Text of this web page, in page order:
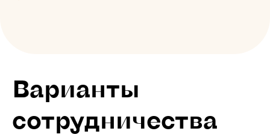
Варианты
сотрудничества